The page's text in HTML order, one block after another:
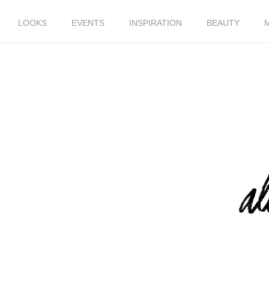
LOOKS EVENTS INSPIRATION BEAUTY